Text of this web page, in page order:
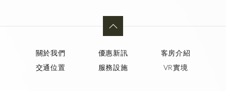
關於我們 優惠新訊 客房介紹
交通位置 服務設施 VR實境